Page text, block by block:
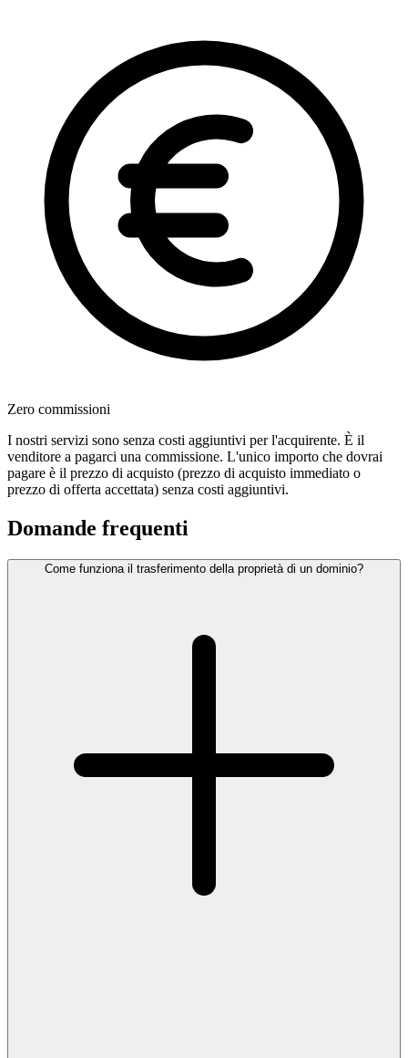
Zero commissioni
I nostri servizi sono senza costi aggiuntivi per l'acquirente. È il
venditore a pagarci una commissione. L'unico importo che dovrai
pagare è il prezzo di acquisto (prezzo di acquisto immediato o
prezzo di offerta accettata) senza costi aggiuntivi.
Domande frequenti
Come funziona il trasferimento della proprietà di un dominio?